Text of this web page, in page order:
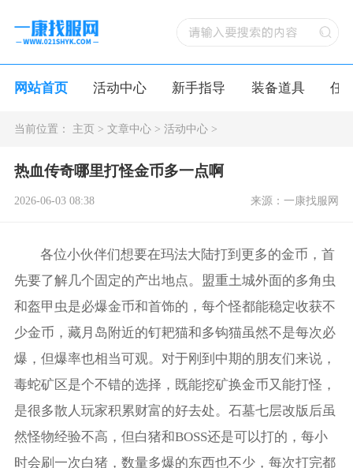
网站首页 活动中心 新手指导 装备道具 任
当前位置： 主页> 文章中心> 活动中心>
热血传奇哪里打怪金币多一点啊
2026-06-03 08:38 来源：一康找服网
各位小伙伴们想要在玛法大陆打到更多的金币，首
先要了解几个固定的产出地点。盟重土城外面的多角虫
和盔甲虫是必爆金币和首饰的，每个怪都能稳定收获不
少金币，藏月岛附近的钉耙猫和多钩猫虽然不是每次必
爆，但爆率也相当可观。对于刚到中期的朋友们来说，
毒蛇矿区是个不错的选择，既能挖矿换金币又能打怪，
是很多散人玩家积累财富的好去处。石墓七层改版后虽
然怪物经验不高，但白猪和BOSS还是可以打的，每小
时会刷一次白猪，数量多爆的东西也不少，每次打完都